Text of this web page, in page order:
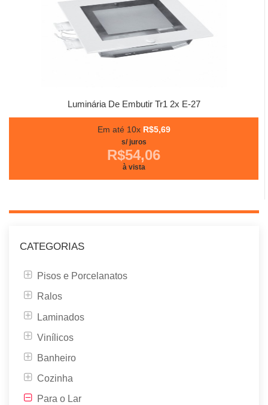
Luminária De Embutir Tr1 2x E-27
Em até 10x R$5,69
s/ juros
R$54,06
à vista
CATEGORIAS
Pisos e Porcelanatos
Ralos
Laminados
Vinílicos
Banheiro
Cozinha
Para o Lar